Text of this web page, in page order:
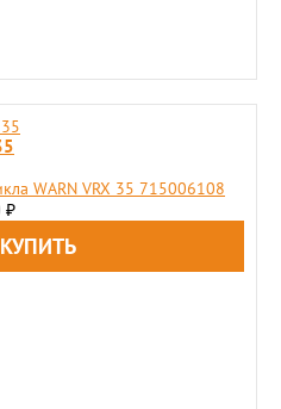
WARN VRX 35 715006108
₽